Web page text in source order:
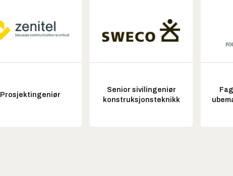
Prosjektingeniør
Senior sivilingeniør
konstruksjonsteknikk